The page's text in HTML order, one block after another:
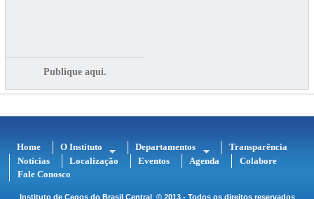
Publique aqui.
Home O Instituto Departamentos
Transparência
Notícias
Localização Eventos Agenda
Colabore
Fale Conosco
Instituto de Cegos do Brasil Central© 2013 - Todos os direitos reservados